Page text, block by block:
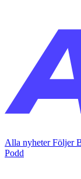
Alla nyheterFöljer
Podd